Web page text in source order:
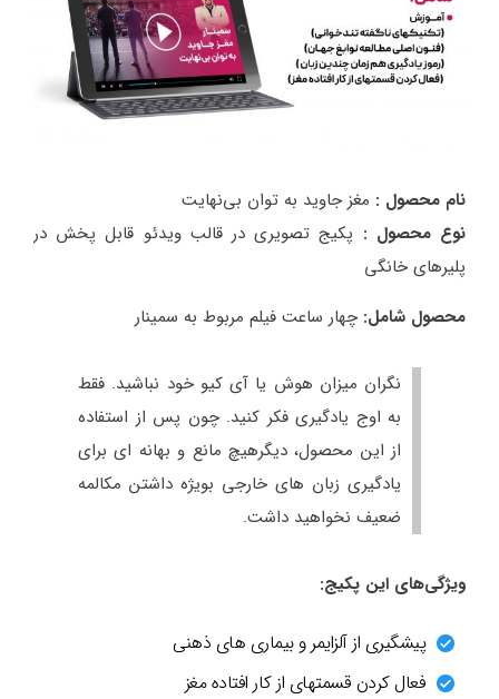
نام محصول : مغز جاوید به توان بی‌نهایت
نوع محصول : پکیج تصویری در قالب ویدئو قابل پخش در
پلیرهای خانگی
محصول شامل: چهار ساعت فیلم مربوط به سمینار
نگران میزان هوش یا آی کیو خود نباشید. فقط
به اوج یادگیری فکر کنید. چون پس از استفاده
از این محصول، دیگرهیچ مانع و بهانه ای برای
یادگیری زبان های خارجی بویژه داشتن مکالمه
ضعیف نخواهید داشت.
ویژگی‌های این پکیج:
پیشگیری از آلزایمر و بیماری های ذهنی
فعال کردن قسمتهای از کار افتاده مغز